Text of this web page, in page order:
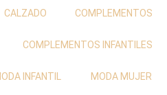
CALZADO COMPLEMENTOS
COMPLEMENTOS INFANTILES
INFANTIL MODA MUJER